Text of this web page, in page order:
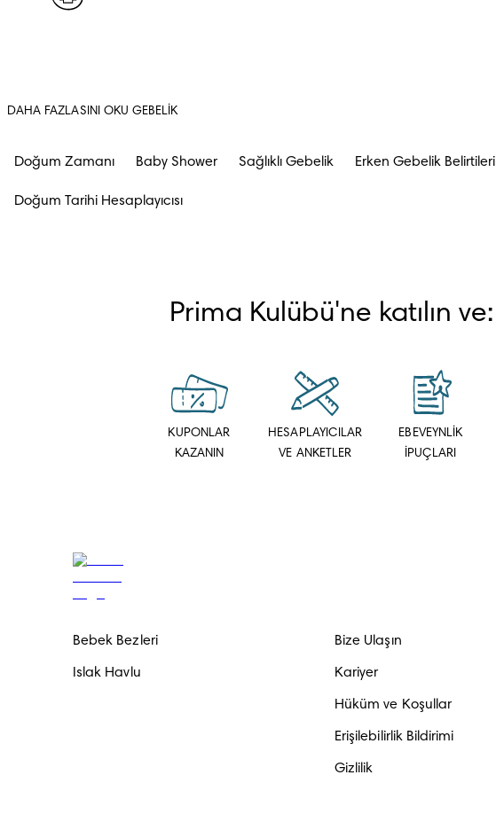
DAHA FAZLASINI OKU GEBELIK
Doğum Zamanı Baby Shower Sağlıklı Gebelik Erken Gebelik Belirtileri
Doğum Tarihi Hesaplayıcısı
Prima Kulübü'ne katılın ve:
KUPONLAR
KAZANIN
HESAPLAYICILAR
VE ANKETLER
EBEVEYNLİK
İPUÇLARI
Bebek Bezleri
Islak Havlu
Bize Ulaşın
Kariyer
Hüküm ve Koşullar
Erişilebilirlik Bildirimi
Gizlilik